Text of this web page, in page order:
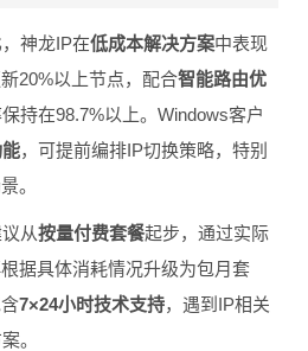
神龙IP在低成本解决方案中表现
20%以上节点，配合智能路由优
持在98.7%以上。Windows客户
，可提前编排IP切换策略，特别
。
从按量付费套餐起步，通过实际
据具体消耗情况升级为包月套
7×24小时技术支持，遇到IP相关
。